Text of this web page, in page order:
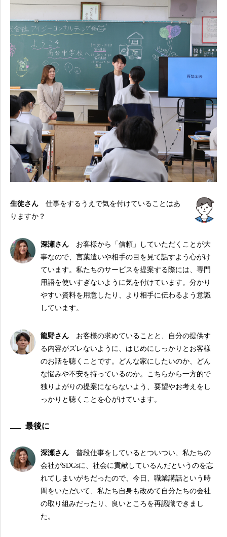
生徒さん 仕事をするうえで気を付けていることはあ
りますか？
深瀬さん お客様から「信頼」していただくことが大
事なので、言葉遣いや相手の目を見て話すよう心がけ
ています。私たちのサービスを提案する際には、専門
用語を使いすぎないように気を付けています。分かり
やすい資料を用意したり、より相手に伝わるよう意識
しています。
龍野さん お客様の求めていることと、自分の提供す
る内容がズレないように、はじめにしっかりとお客様
のお話を聴くことです。どんな家にしたいのか、どん
な悩みや不安を持っているのか。こちらから一方的で
独りよがりの提案にならないよう、要望やお考えをし
っかりと聴くことを心がけています。
最後に
深瀬さん 普段仕事をしているとついつい、私たちの
会社がSDGsに、社会に貢献しているんだというのを忘
れてしまいがちだったので、今日、職業講話という時
間をいただいて、私たち自身も改めて自分たちの会社
の取り組みだったり、良いところを再認識できまし
た。